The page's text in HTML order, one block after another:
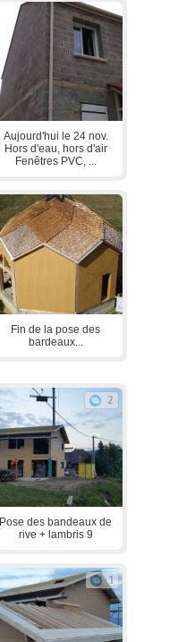
Aujourd'hui le 24 nov.
Hors d'eau, hors d'air
Fenêtres PVC, ...
Fin de la pose des
bardeaux...
2
Pose des bandeaux de
rive + lambris 9
1